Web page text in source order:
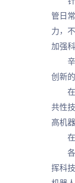
管日
力，
加强
辛国
创新
在提
共性
高机
在增
各地
挥科